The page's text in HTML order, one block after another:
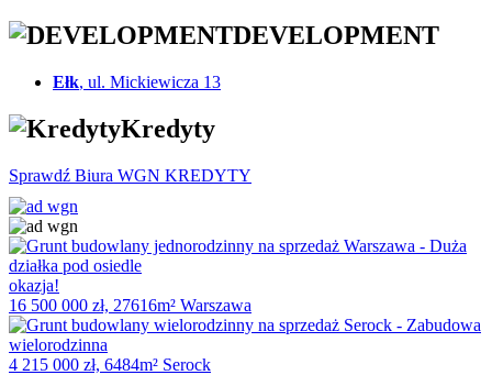
DEVELOPMENT
Ełk, ul. Mickiewicza 13
Kredyty
Sprawdź Biura WGN KREDYTY
okazja!
16 500 000 zł, 27616m² Warszawa
4 215 000 zł, 6484m² Serock